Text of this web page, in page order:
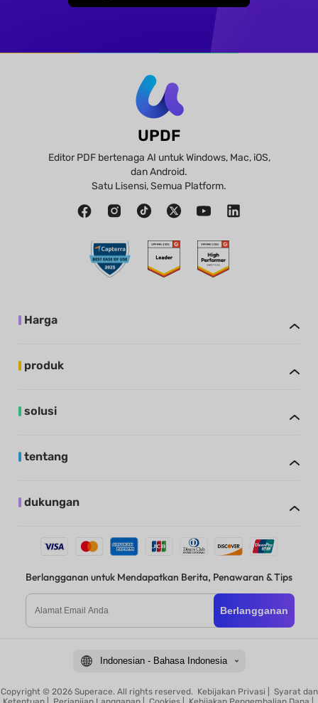
UPDF
Editor PDF bertenaga AI untuk Windows, Mac, iOS,
dan Android.
Satu Lisensi, Semua Platform.
Harga
produk
solusi
tentang
dukungan
Berlangganan untuk Mendapatkan Berita, Penawaran & Tips
Berlangganan
Indonesian - Bahasa Indonesia
Copyright © 2026 Superace. All rights reserved. Kebijakan Privasi
Syarat dan